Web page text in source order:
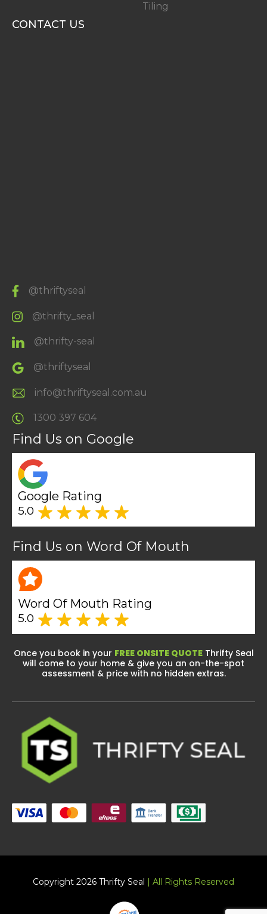
Tiling
CONTACT US
@thriftyseal
@thrifty_seal
@thrifty-seal
@thriftyseal
info@thriftyseal.com.au
1300 397 604
Find Us on Google
Google Rating
5.0
Find Us on Word Of Mouth
Word Of Mouth Rating
5.0
Once you book in your FREE ONSITE QUOTEThrifty Seal
will come to your home & give you an on-the-spot
assessment & price with no hidden extras.
Copyright 2026 Thrifty Seal | All Rights Reserved